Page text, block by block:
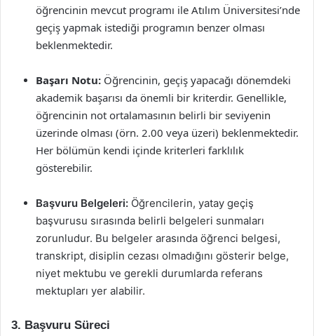
öğrencinin mevcut programı ile Atılım Üniversitesi’nde
geçiş yapmak istediği programın benzer olması
beklenmektedir.
Başarı Notu: Öğrencinin, geçiş yapacağı dönemdeki
akademik başarısı da önemli bir kriterdir. Genellikle,
öğrencinin not ortalamasının belirli bir seviyenin
üzerinde olması (örn. 2.00 veya üzeri) beklenmektedir.
Her bölümün kendi içinde kriterleri farklılık
gösterebilir.
Başvuru Belgeleri: Öğrencilerin, yatay geçiş
başvurusu sırasında belirli belgeleri sunmaları
zorunludur. Bu belgeler arasında öğrenci belgesi,
transkript, disiplin cezası olmadığını gösterir belge,
niyet mektubu ve gerekli durumlarda referans
mektupları yer alabilir.
3. Başvuru Süreci